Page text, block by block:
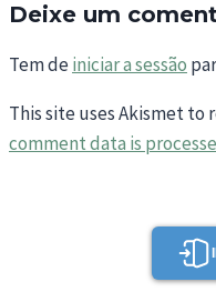
Deixe um
Tem deiniciar a sessão
This site uses Akismet to
comment data is